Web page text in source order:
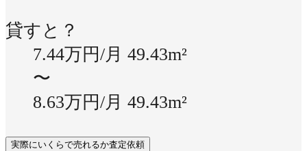
貸すと？
7.44万円/月 49.43m²
〜
8.63万円/月 49.43m²
実際にいくらで売れるか査定依頼